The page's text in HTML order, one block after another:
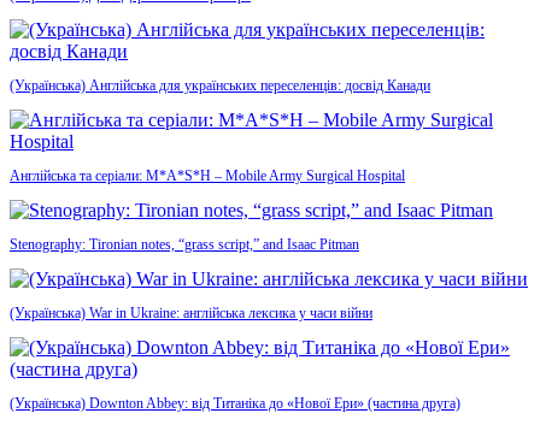
(Українська) Англійська для українських переселенців: досвід Канади
Англійська та серіали: M*A*S*H – Mobile Army Surgical Hospital
Stenography: Tironian notes, “grass script,” and Isaac Pitman
(Українська) War in Ukraine: англійська лексика у часи війни
(Українська) Downton Abbey: від Титаніка до «Нової Ери» (частина друга)